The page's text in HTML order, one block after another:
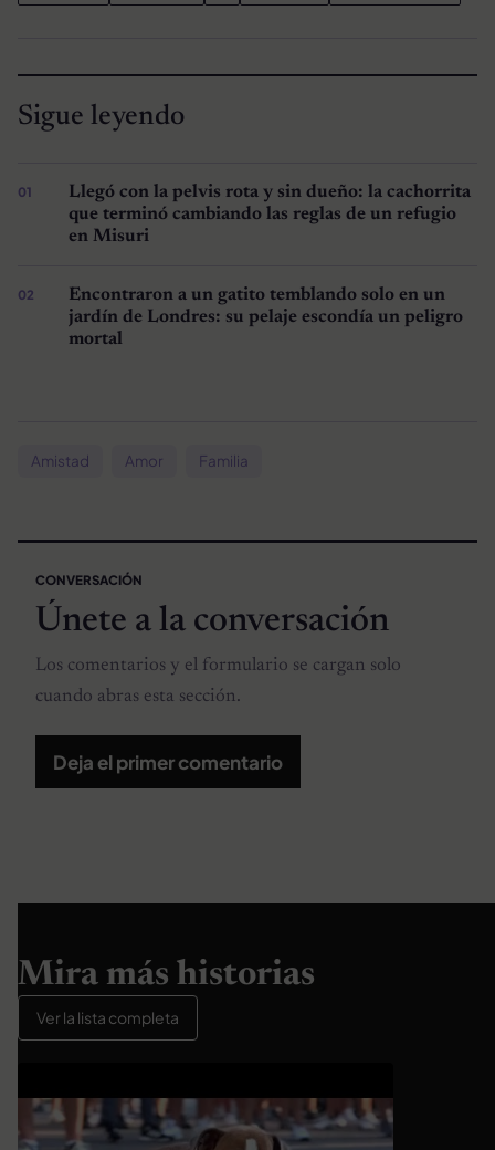
Sigue leyendo
Llegó con la pelvis rota y sin dueño: la cachorrita
que terminó cambiando las reglas de un refugio
en Misuri
Encontraron a un gatito temblando solo en un
jardín de Londres: su pelaje escondía un peligro
mortal
Amistad Amor Familia
CONVERSACIÓN
Únete a la conversación
Los comentarios y el formulario se cargan solo
cuando abras esta sección.
Deja el primer comentario
Mira más historias
Ver la lista completa